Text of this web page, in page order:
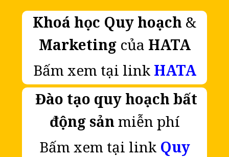
Khoá học Quy hoạch &
Marketingcủa HATA
Bấm xem tại link HATA
Đào tạo quy hoạch bất
động sảnmiễn phí
Bấm xem tại link Quy